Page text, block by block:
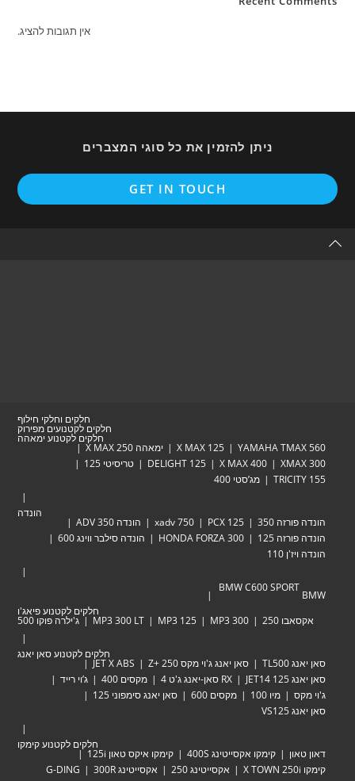
אין תגובות להציג.
ניתן להזמין את כל סוגי המצברים
GET IN TOUCH
in
חלקים וחלקי חילוף
חלקים לקטנועים מפירוק
חלקים לקטנוע ימאהה
YAMAHA
X MAX 125
ימאהה X MAX 250
X MAX 400
DELIGHT 125
טריסיטי 125
מג’סטי 400
PCX 125
xadv 750
הונדה ADV 350
HONDA FORZA 300
הונדה סילבר ווינג 600
BMW C600
חלקים לקטנוע פיאג'ו
MP3 300
MP3 125
MP3 300 LT ג'ילרה פוקו 500
חלקים לקטנוע סאן יאנג
סאן יאנג ג'וי מקס Zּ+ 250
JET X ABS
RX סאן-יאנג ג'ט 4 מקסים 400
ג’וי רייד
מקסים 600
סאן יאנג סימפוני 125
חלקים לקטנוע קימקו
קימקו אקסייטינג 400S
קימקו איקס טאון 125i
אקסייטינג 250
אקסייטינג 300R G-DING